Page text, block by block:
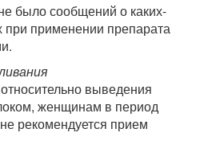
было сообщений о каких-
применении препарата
выведения
женщинам в период
рекомендуется прием